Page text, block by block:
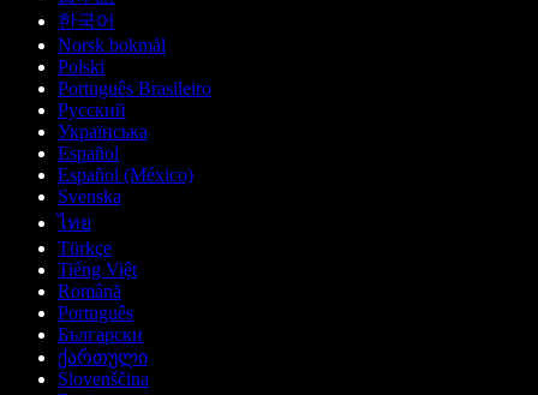
한국어
Norsk bokmål
Polski
Português Brasileiro
Русский
Українська
Español
Español (México)
Svenska
ไทย
Türkçe
Tiếng Việt
Română
Português
Български
ქართული
Slovenščina